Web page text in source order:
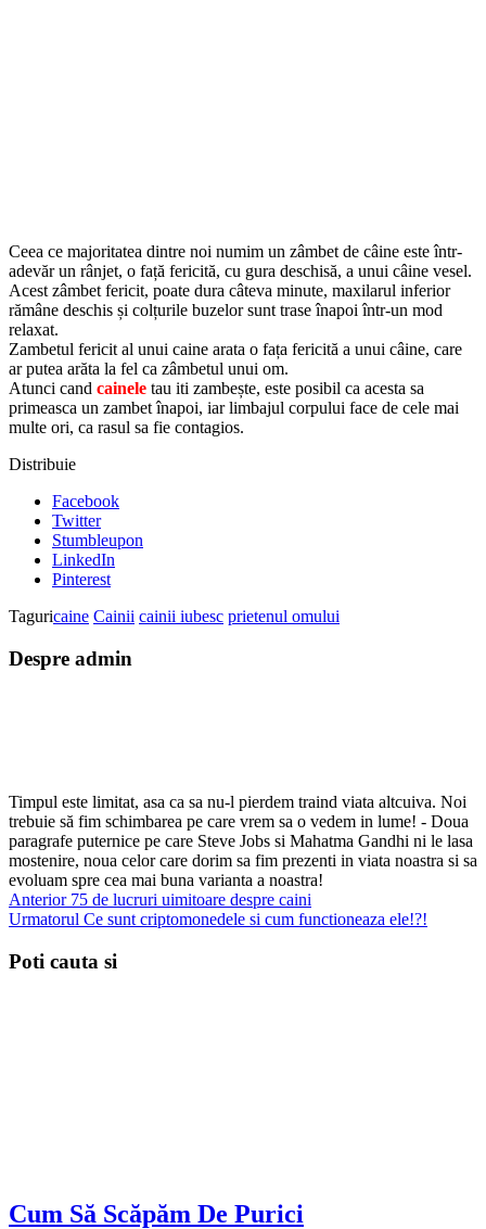
Ceea ce majoritatea dintre noi numim un zâmbet de câine este într-
adevăr un rânjet, o față fericită, cu gura deschisă, a unui câine vesel.
Acest zâmbet fericit, poate dura câteva minute, maxilarul inferior
rămâne deschis și colțurile buzelor sunt trase înapoi într-un mod
relaxat.
Zambetul fericit al unui caine arata o fața fericită a unui câine, care
ar putea arăta la fel ca zâmbetul unui om.
Atunci cand cainele tau iti zambește, este posibil ca acesta sa
primeasca un zambet înapoi, iar limbajul corpului face de cele mai
multe ori, ca rasul sa fie contagios.
Distribuie
Facebook
Twitter
Stumbleupon
LinkedIn
Pinterest
Taguricaine Cainii cainii iubesc prietenul omului
Despre admin
Timpul este limitat, asa ca sa nu-l pierdem traind viata altcuiva. Noi
trebuie să fim schimbarea pe care vrem sa o vedem in lume! - Doua
paragrafe puternice pe care Steve Jobs si Mahatma Gandhi ni le lasa
mostenire, noua celor care dorim sa fim prezenti in viata noastra si sa
evoluam spre cea mai buna varianta a noastra!
Anterior75 de lucruri uimitoare despre caini
Urmatorul Ce sunt criptomonedele si cum functioneaza ele!?!
Poti cauta si
Cum Să Scăpăm De Purici